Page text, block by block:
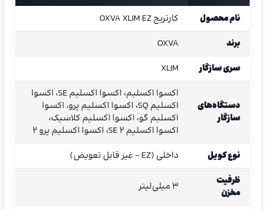
نام محصول
کارتریج OXVA XLIM EZ
برند
OXVA
سری سازگار
XLIM
دستگاه‌های
سازگار
اکسوا اکسلیم، اکسوا اکسلیم SE، اکسوا
اکسلیم SQ، اکسوا اکسلیم پرو، اکسوا
اکسلیم گو، اکسوا اکسلیم کلاسیک،
اکسوا اکسلیم SE 2، اکسوا اکسلیم پرو 2
نوع کویل
داخلی (EZ – غیر قابل تعویض)
ظرفیت
مخزن
۳ میلی‌لیتر